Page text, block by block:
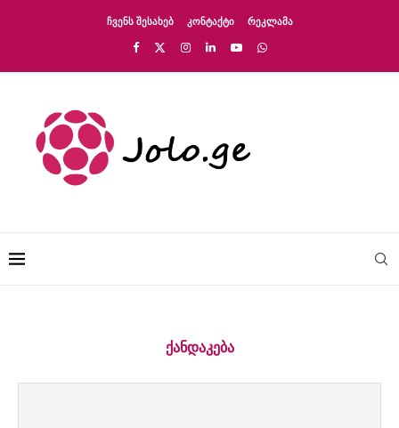
ᲩᲕᲔᲜᲡ ᲨᲔᲡᲐᲮᲔᲑ ᲙᲝᲜᲢᲐᲥᲢᲘ ᲠᲔᲙᲚᲐᲛᲐ
ᲥᲐᲜᲓᲐᲙᲔᲑᲐ